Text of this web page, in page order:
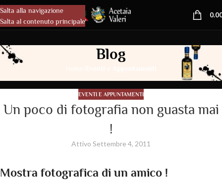
Salta alla navigazione
Salta al contenuto principale
MENU
Blog
EVENTI E APPUNTAMENTI
Un poco di fotografia non guasta mai
!
Attivo Settembre 4, 2011
Mostra fotografica di un amico !